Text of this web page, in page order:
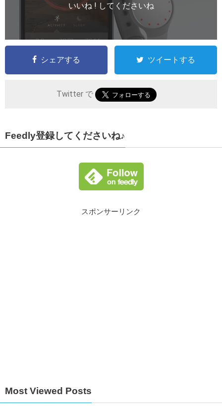
いいね ! してくださいね
シェアする ツイートする
Twitter で
Feedly登録してくださいね♪
スポンサーリンク
Most Viewed Posts